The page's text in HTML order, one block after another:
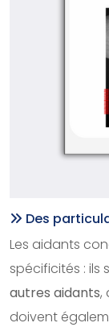
Des
Les aidants
spécificités : ils
autres aidants,
doivent